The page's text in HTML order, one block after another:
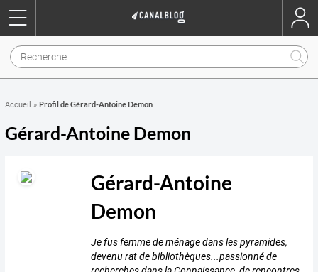
Accueil » Profil de Gérard-Antoine Demon
Gérard-Antoine Demon
Gérard-Antoine
Demon
Je fus femme de ménage dans les pyramides,
devenu rat de bibliothèques...passionné de